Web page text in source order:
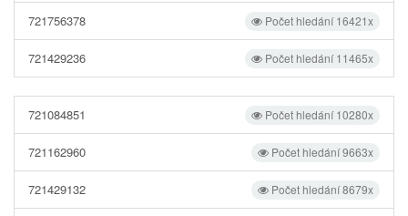
Počet hledání 16421x
721756378
Počet hledání 11465x
721429236
Počet hledání 10280x
721084851
Počet hledání 9663x
721162960
Počet hledání 8679x
721429132